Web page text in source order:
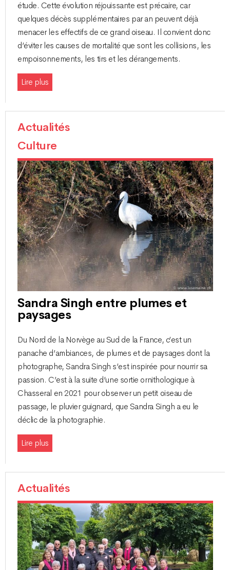
étude. Cette évolution réjouissante est précaire, car
quelques décès supplémentaires par an peuvent déjà
menacer les effectifs de ce grand oiseau. Il convient donc
d’éviter les causes de mortalité que sont les collisions, les
empoisonnements, les tirs et les dérangements.
Lire plus
Actualités
Culture
Sandra Singh entre plumes et
paysages
Du Nord de la Norvège au Sud de la France, c’est un
panache d’ambiances, de plumes et de paysages dont la
photographe, Sandra Singh s’est inspirée pour nourrir sa
passion. C’est à la suite d’une sortie ornithologique à
Chasseral en 2021 pour observer un petit oiseau de
passage, le pluvier guignard, que Sandra Singh a eu le
déclic de la photographie.
Lire plus
Actualités